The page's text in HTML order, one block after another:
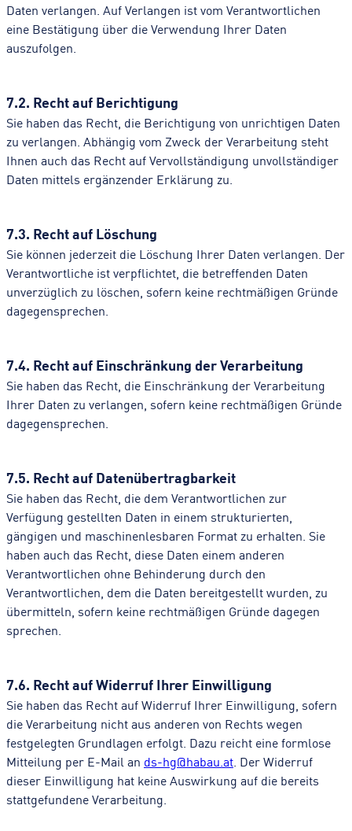
Daten verlangen. Auf Verlangen ist vom Verantwortlichen
eine Bestätigung über die Verwendung Ihrer Daten
auszufolgen.
7.2. Recht auf Berichtigung
Sie haben das Recht, die Berichtigung von unrichtigen Daten
zu verlangen. Abhängig vom Zweck der Verarbeitung steht
Ihnen auch das Recht auf Vervollständigung unvollständiger
Daten mittels ergänzender Erklärung zu.
7.3. Recht auf Löschung
Sie können jederzeit die Löschung Ihrer Daten verlangen. Der
Verantwortliche ist verpflichtet, die betreffenden Daten
unverzüglich zu löschen, sofern keine rechtmäßigen Gründe
dagegensprechen.
7.4. Recht auf Einschränkung der Verarbeitung
Sie haben das Recht, die Einschränkung der Verarbeitung
Ihrer Daten zu verlangen, sofern keine rechtmäßigen Gründe
dagegensprechen.
7.5. Recht auf Datenübertragbarkeit
Sie haben das Recht, die dem Verantwortlichen zur
Verfügung gestellten Daten in einem strukturierten,
gängigen und maschinenlesbaren Format zu erhalten. Sie
haben auch das Recht, diese Daten einem anderen
Verantwortlichen ohne Behinderung durch den
Verantwortlichen, dem die Daten bereitgestellt wurden, zu
übermitteln, sofern keine rechtmäßigen Gründe dagegen
sprechen.
7.6. Recht auf Widerruf Ihrer Einwilligung
Sie haben das Recht auf Widerruf Ihrer Einwilligung, sofern
die Verarbeitung nicht aus anderen von Rechts wegen
festgelegten Grundlagen erfolgt. Dazu reicht eine formlose
Mitteilung per E-Mail an ds-hg@habau.at. Der Widerruf
dieser Einwilligung hat keine Auswirkung auf die bereits
stattgefundene Verarbeitung.